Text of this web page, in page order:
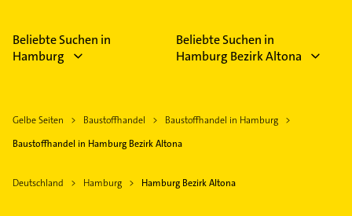
Beliebte Suchen in
Hamburg
Beliebte Suchen in
Hamburg Bezirk Altona
Gelbe Seiten Baustoffhandel
Baustoffhandel in Hamburg
Baustoffhandel in Hamburg Bezirk Altona
Deutschland Hamburg Hamburg Bezirk Altona